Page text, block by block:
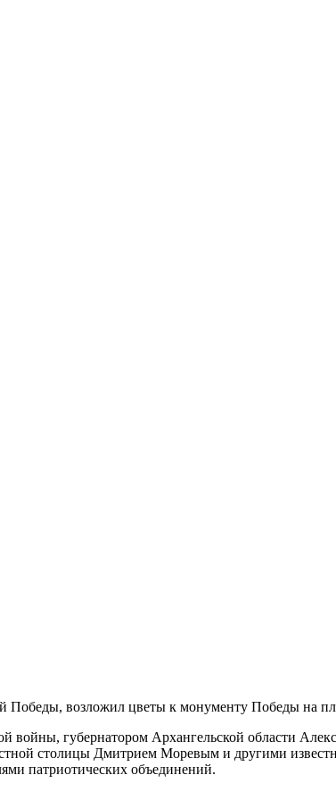
возложил цветы к монументу Победы на
войны, губернатором Архангельской области
столицы Дмитрием Моревым и другими
патриотических объединений.